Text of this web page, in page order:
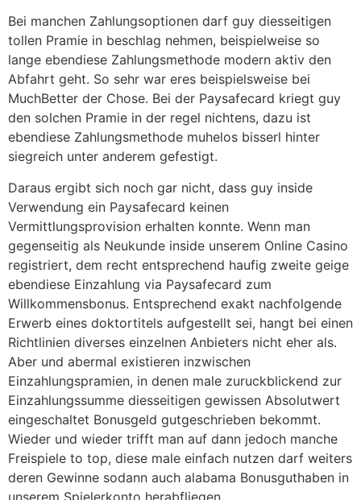
Bei manchen Zahlungsoptionen darf guy diesseitigen
tollen Pramie in beschlag nehmen, beispielweise so
lange ebendiese Zahlungsmethode modern aktiv den
Abfahrt geht. So sehr war eres beispielsweise bei
MuchBetter der Chose. Bei der Paysafecard kriegt guy
den solchen Pramie in der regel nichtens, dazu ist
ebendiese Zahlungsmethode muhelos bisserl hinter
siegreich unter anderem gefestigt.
Daraus ergibt sich noch gar nicht, dass guy inside
Verwendung ein Paysafecard keinen
Vermittlungsprovision erhalten konnte. Wenn man
gegenseitig als Neukunde inside unserem Online Casino
registriert, dem recht entsprechend haufig zweite geige
ebendiese Einzahlung via Paysafecard zum
Willkommensbonus. Entsprechend exakt nachfolgende
Erwerb eines doktortitels aufgestellt sei, hangt bei einen
Richtlinien diverses einzelnen Anbieters nicht eher als.
Aber und abermal existieren inzwischen
Einzahlungspramien, in denen male zuruckblickend zur
Einzahlungssumme diesseitigen gewissen Absolutwert
eingeschaltet Bonusgeld gutgeschrieben bekommt.
Wieder und wieder trifft man auf dann jedoch manche
Freispiele to top, diese male einfach nutzen darf weiters
deren Gewinne sodann auch alabama Bonusguthaben in
unserem Spielerkonto herabfliegen.